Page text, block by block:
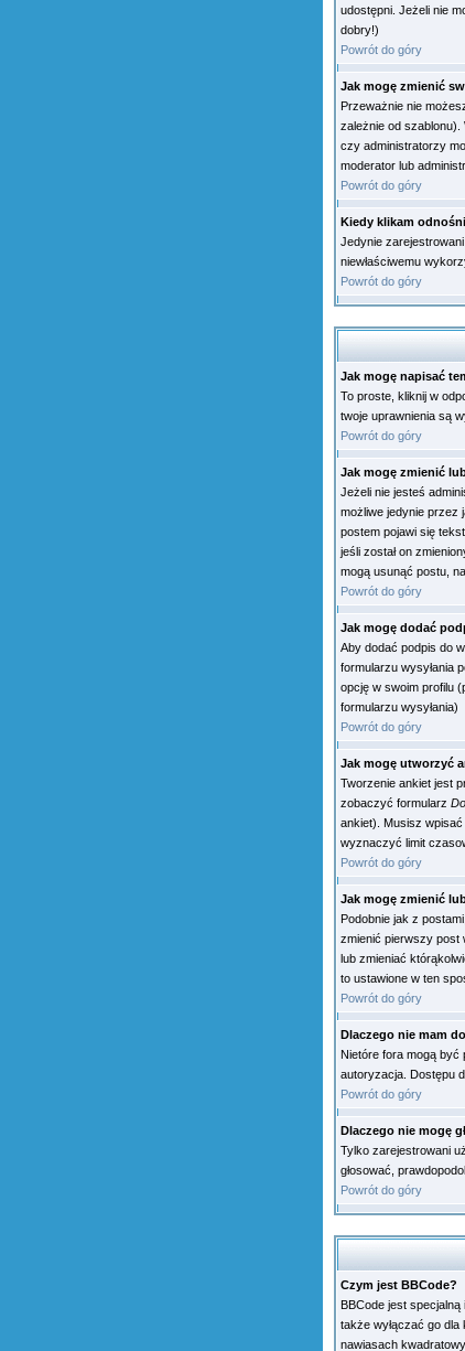
udostępni. Jeżeli nie
dobry!)
Powrót do góry
Jak mogę zmienić
Przeważnie nie
zależnie od
czy administratorzy
moderator lub
Powrót do góry
Kiedy klikam
Jedynie
niewłaściwemu
Powrót do góry
Jak mogę napisać
To proste, kliknij w
twoje uprawnienia są
Powrót do góry
Jak mogę zmienić
Jeżeli nie jesteś
możliwe jedynie przez
postem pojawi się
jeśli został on
mogą usunąć postu,
Powrót do góry
Jak mogę dodać
Aby dodać podpis do
formularzu wysyłania
opcję w swoim profilu
formularzu wysyłania)
Powrót do góry
Jak mogę utworzyć
Tworzenie ankiet jest
zobaczyć formularz
ankiet). Musisz
wyznaczyć limit
Powrót do góry
Jak mogę zmienić
Podobnie jak z
zmienić pierwszy post
lub zmieniać
to ustawione w ten
Powrót do góry
Dlaczego nie mam
Nietóre fora mogą być
autoryzacja. Dostępu
Powrót do góry
Dlaczego nie mogę
Tylko zarejestrowani
głosować,
Powrót do góry
Czym jest BBCode?
BBCode jest
także wyłączać go
nawiasach